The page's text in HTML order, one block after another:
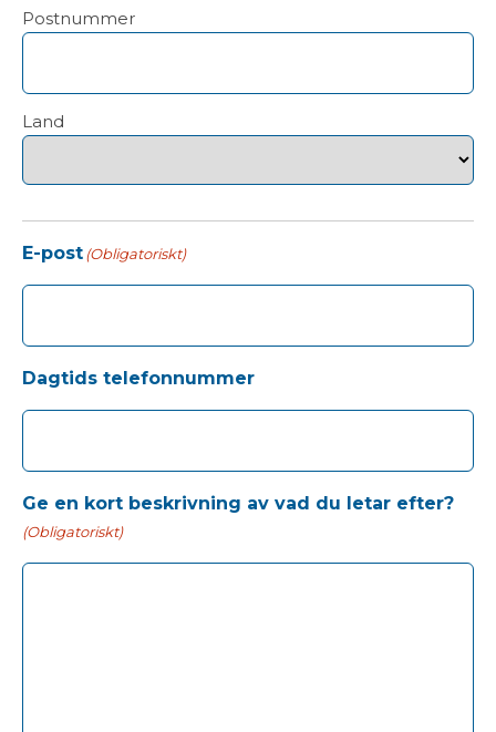
Postnummer
Land
E-post(Obligatoriskt)
Dagtids telefonnummer
Ge en kort beskrivning av vad du letar efter?
(Obligatoriskt)